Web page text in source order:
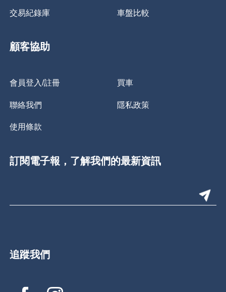
交易紀錄庫 車盤比較
顧客協助
會員登入/註冊 買車
聯絡我們 隱私政策
使用條款
訂閱電子報，了解我們的最新資訊
追蹤我們